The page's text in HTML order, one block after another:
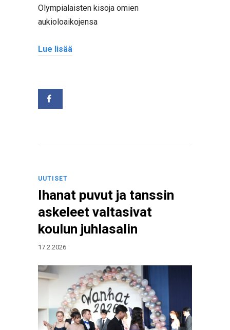
Olympialaisten kisoja omien
aukioloaikojensa
Lue lisää
UUTISET
Ihanat puvut ja tanssin
askeleet valtasivat
koulun juhlasalin
17.2.2026